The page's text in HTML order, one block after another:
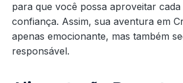
para que você possa aproveitar
confiança. Assim, sua aventura em
apenas emocionante, mas também
responsável.